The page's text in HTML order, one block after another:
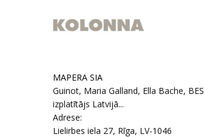
MAPERA SIA
Guinot, Maria Galland, Ella Bache,
izplatītājs Latvijā...
Adrese:
Lielirbes iela 27, Rīga, LV-1046